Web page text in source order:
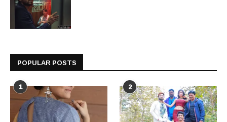
POPULAR POSTS
1 2